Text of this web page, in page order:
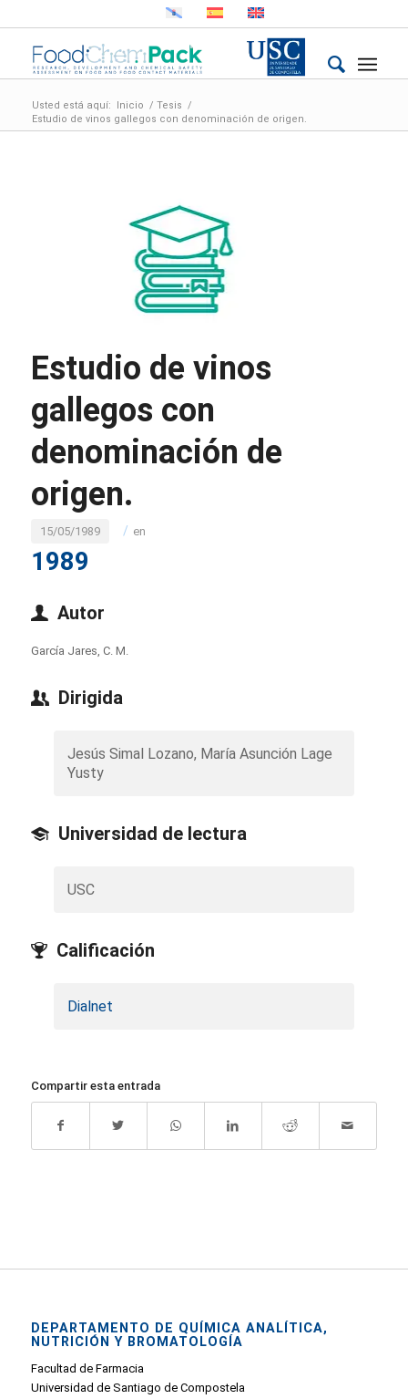
Usted está aquí: Inicio / Tesis /
Estudio de vinos gallegos con denominación de origen.
Estudio de vinos
gallegos con
denominación de
origen.
15/05/1989 / en
1989
Autor
García Jares, C. M.
Dirigida
Jesús Simal Lozano, María Asunción Lage
Yusty
Universidad de lectura
USC
Calificación
Dialnet
Compartir esta entrada
DEPARTAMENTO DE QUÍMICA ANALÍTICA,
NUTRICIÓN Y BROMATOLOGÍA
Facultad de Farmacia
Universidad de Santiago de Compostela